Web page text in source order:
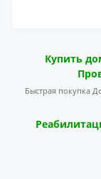
Купить
Быстрая покупка